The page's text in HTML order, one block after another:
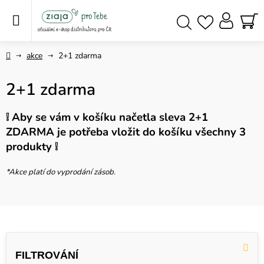
Domůakce 2+1 zdarma
2+1 zdarma
❕ Aby se vám v košíku načetla sleva 2+1
ZDARMA je potřeba vložit do košíku všechny 3
produkty ❕
*Akce platí do vyprodání zásob.
V